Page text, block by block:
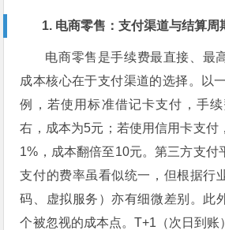
1. 电商零售：支付渠道与结算周
电商零售是手续费最直接、最
成本核心在于支付渠道的选择。以
例，若使用标准借记卡支付，手
右，成本为5元；若使用信用卡支付
1%，成本翻倍至10元。第三方支付
支付的费率虽看似统一，但根据行
码、虚拟服务）亦有细微差别。此
个被忽视的成本点。T+1（次日到账